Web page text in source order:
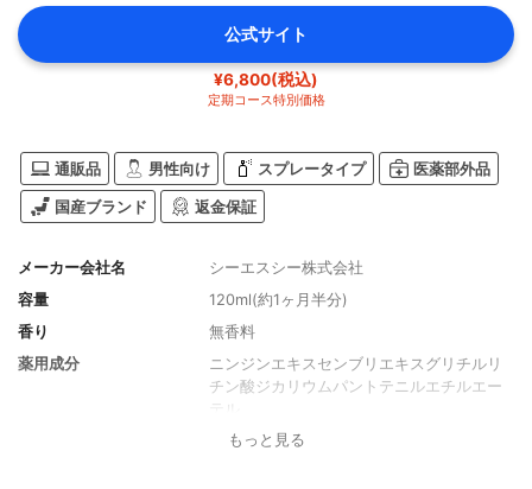
公式サイト
¥6,800(税込)
定期コース特別価格
通販品 男性向け スプレータイプ 医薬部外品
国産ブランド 返金保証
メーカー会社名
シーエスシー株式会社
容量
120ml(約1ヶ月半分)
香り
無香料
薬用成分
ニンジンエキスセンブリエキスグリチルリ
チン酸ジカリウムパントテニルエチルエー
テル
ニンジンエキス､センブリエキス､グリチル
もっと見る